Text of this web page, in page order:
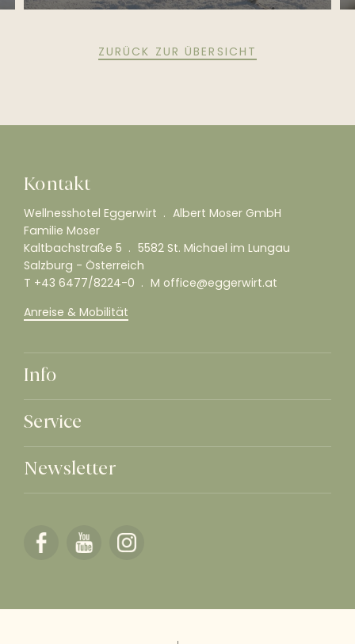
ZURÜCK ZUR ÜBERSICHT
Kontakt
Wellnesshotel Eggerwirt
Albert Moser GmbH
Familie Moser
Kaltbachstraße 5
5582 St. Michael im Lungau
Salzburg - Österreich
T +43 6477/8224-0 M office@eggerwirt.at
Anreise & Mobilität
Info
Service
Newsletter